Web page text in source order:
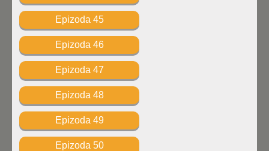
Epizoda 45
Epizoda 46
Epizoda 47
Epizoda 48
Epizoda 49
Epizoda 50